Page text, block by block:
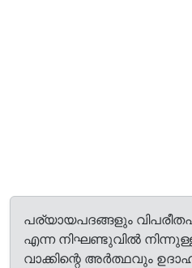
പര്യായപദങ്ങളും
എന്ന നിഘണ്ടുവിൽ
വാക്കിന്റെ അർത്ഥവും